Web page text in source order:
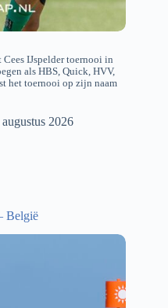
IJspelder toernooi in
als HBS, Quick, HVV,
het toernooi op zijn naam
2026
België